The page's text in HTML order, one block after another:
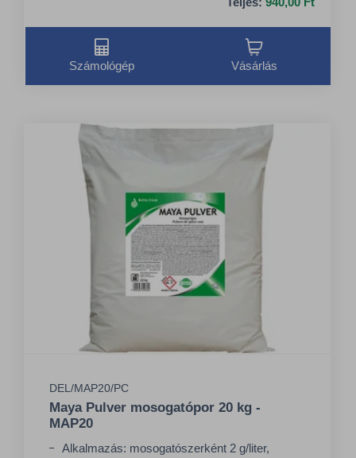
Számológép Vásárlás
DEL/MAP20/PC
Maya Pulver mosogatópor 20 kg -
MAP20
Alkalmazás: mosogatószerként 2 g/liter,